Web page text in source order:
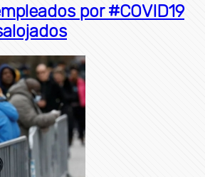
por #COVID19